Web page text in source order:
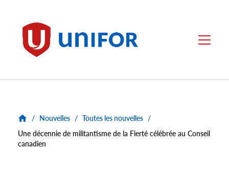
Unifor Menu
/ Nouvelles / Toutes les nouvelles /
Une décennie de militantisme de la Fierté célébrée au Conseil
canadien